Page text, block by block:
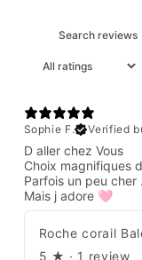
Sophie F.
Verified
D aller chez Vous
Choix magnifiques
Parfois un peu cher .
Mais j adore 🩷
5 ★ · 1 review